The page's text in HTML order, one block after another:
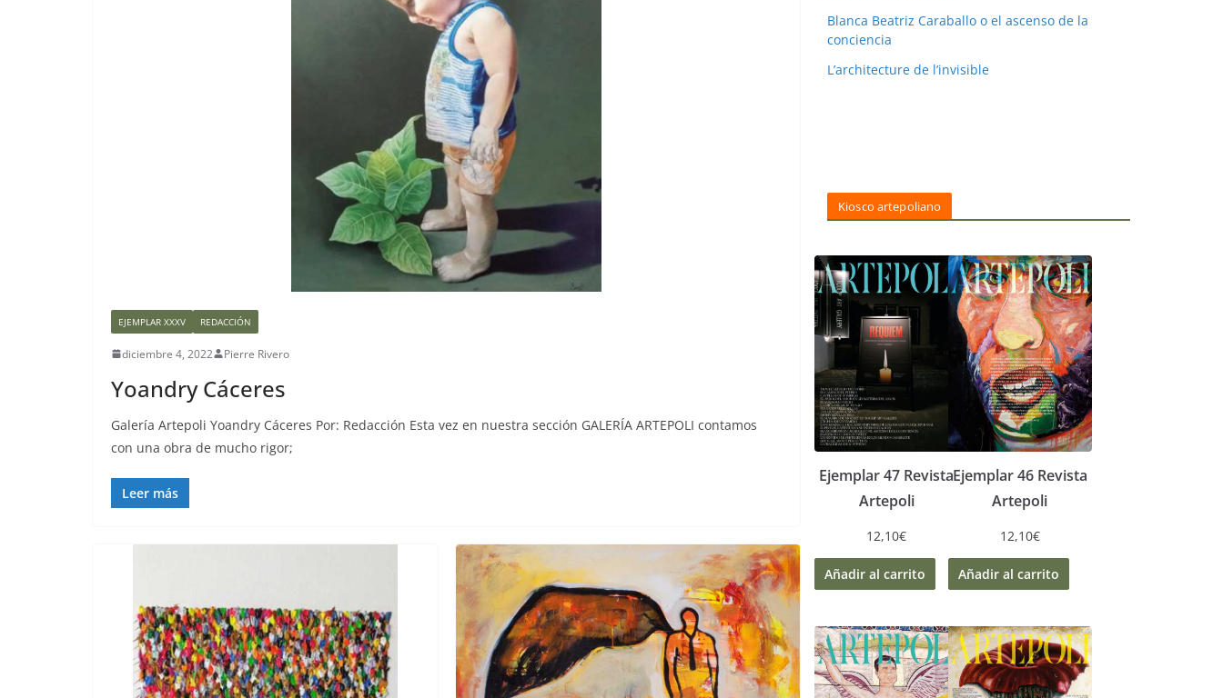
EJEMPLAR XXXV REDACCIÓN
diciembre 4, 2022 Pierre Rivero
Yoandry Cáceres
Galería Artepoli Yoandry Cáceres Por: Redacción Esta vez en nuestra sección GALERÍA ARTEPOLI contamos
con una obra de mucho rigor;
Leer más
Blanca Beatriz Caraballo o el ascenso de la
conciencia
L’architecture de l’invisible
Kiosco artepoliano
Ejemplar 47 Revista
Artepoli
12,10€
Añadir al carrito
Ejemplar 46 Revista
Artepoli
12,10€
Añadir al carrito